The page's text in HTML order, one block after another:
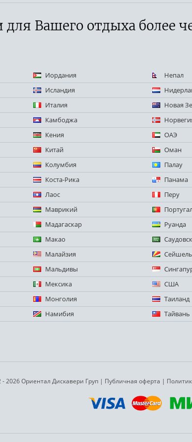
для Вашего отдыха более
Иордания
Исландия
Италия
Камбоджа
Кения
Китай
Колумбия
Коста-Рика
Лаос
Маврикий
Мадагаскар
Макао
Малайзия
Мальдивы
Мексика
Монголия
Намибия
Непал
Новая
ОАЭ
Оман
Палау
Панама
Перу
Руанда
США
Таиланд
Тайвань
- 2026 Ориентал Дискавери Груп| Публичная оферта |